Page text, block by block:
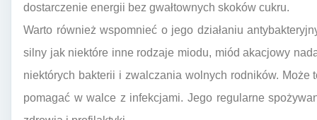
dostarczenie energii bez gwałtownych skoków cukru.
Warto również wspomnieć o jego działaniu
silny jak niektóre inne rodzaje miodu, miód akacjowy
niektórych bakterii i zwalczania wolnych rodników.
pomagać w walce z infekcjami. Jego regularne